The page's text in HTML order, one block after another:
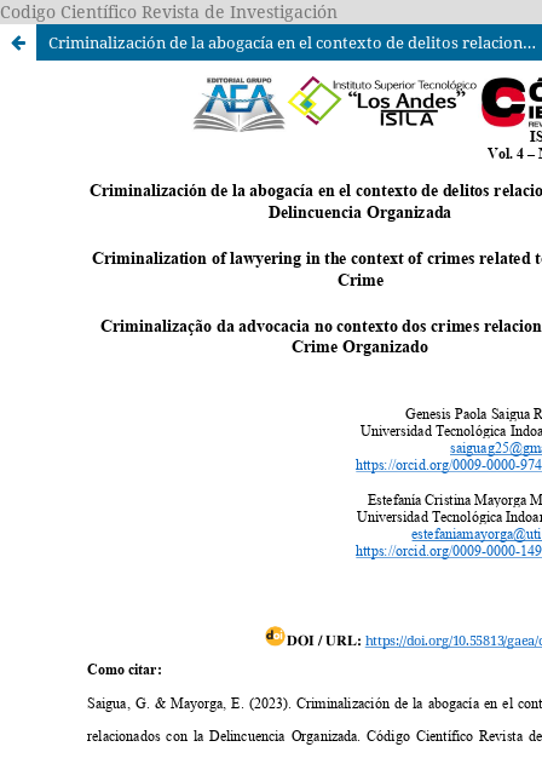
Codigo Científico Revista de Investigación
Criminalización de la abogacía en el contexto de delitos relacionados con la Delincuencia Organizada